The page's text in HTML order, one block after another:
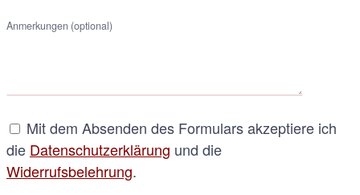
Anmerkungen (optional)
Mit dem Absenden des Formulars akzeptiere ich
die Datenschutzerklärung und die
Widerrufsbelehrung.